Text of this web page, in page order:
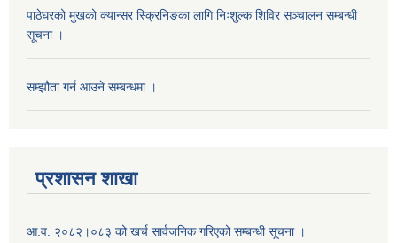
पाठेघरको मुखको क्यान्सर स्क्रिनिङका लागि निःशुल्क शिविर सञ्चालन सम्बन्धी
सूचना ।
सम्झौता गर्न आउने सम्बन्धमा ।
प्रशासन शाखा
आ.व. २०८२।०८३ को खर्च सार्वजनिक गरिएको सम्बन्धी सूचना ।